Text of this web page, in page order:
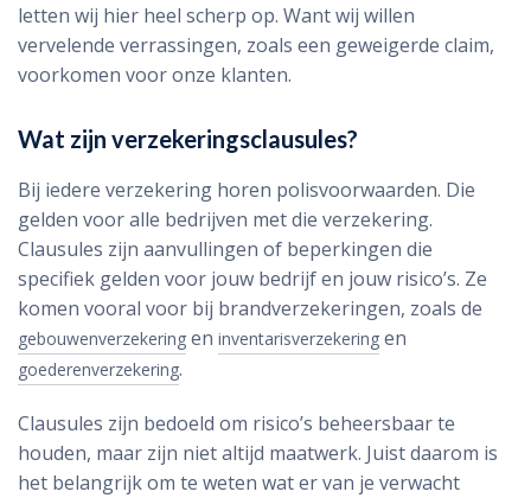
letten wij hier heel scherp op. Want wij willen
vervelende verrassingen, zoals een geweigerde claim,
voorkomen voor onze klanten.
Wat zijn verzekeringsclausules?
Bij iedere verzekering horen polisvoorwaarden. Die
gelden voor alle bedrijven met die verzekering.
Clausules zijn aanvullingen of beperkingen die
specifiek gelden voor jouw bedrijf en jouw risico’s. Ze
komen vooral voor bij brandverzekeringen, zoals de
gebouwenverzekering en inventarisverzekering en
goederenverzekering.
Clausules zijn bedoeld om risico’s beheersbaar te
houden, maar zijn niet altijd maatwerk. Juist daarom is
het belangrijk om te weten wat er van je verwacht